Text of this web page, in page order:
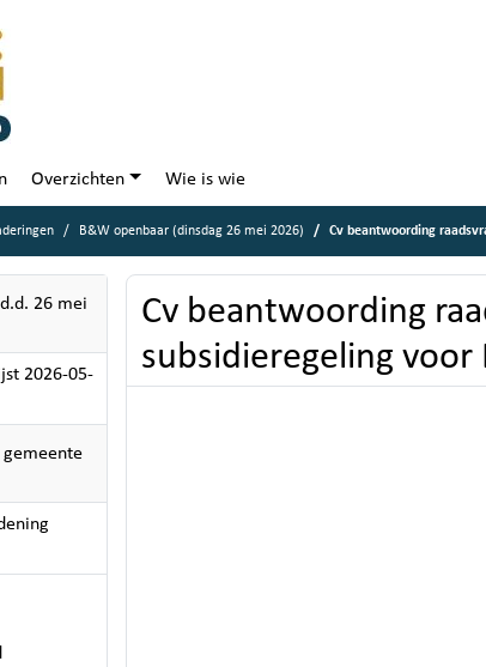
Overzichten Wie is wie
B&W openbaar (dinsdag 26 mei 2026) Cv beantwoording raadsvragen
26 mei
2026-05-
Cv beantwoording
subsidieregeling